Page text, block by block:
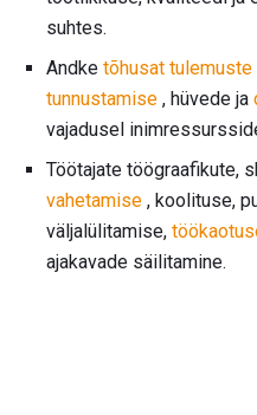
suhtes.
Andke tõhusat
tunnustamise , hüvede ja
vajadusel
Töötajate töögraafikute,
vahetamise , koolituse,
väljalülitamise,
ajakavade säilitamine.